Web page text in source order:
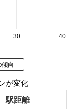
30 40
傾向
が変化
駅距離